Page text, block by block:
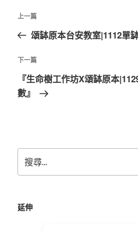
文
導
覽
上
一
文
章
上一篇
頌缽原本台安教室|1112單
下
一
篇
下一篇
『生命樹工作坊X頌缽原本
數』
尋
字:
延伸